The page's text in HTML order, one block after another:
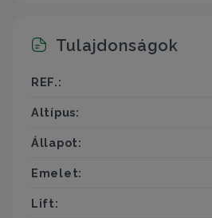
Tulajdonságok
REF.:
Altípus:
Állapot:
Emelet:
Lift: